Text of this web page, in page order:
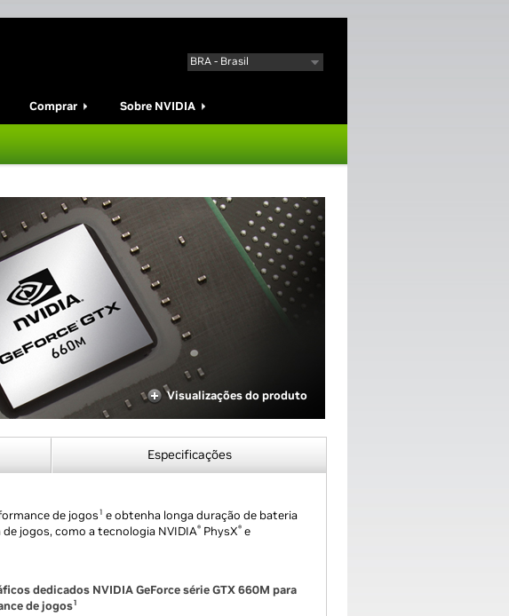
USA - United States
BRA - Brasil
Comprar Sobre NVIDIA
Visualizações do produto
Especificações
de jogos1 e obtenha longa duração de bateria
jogos, como a tecnologia NVIDIA® PhysX® e
dedicados NVIDIA GeForce série GTX 660M para
de jogos1